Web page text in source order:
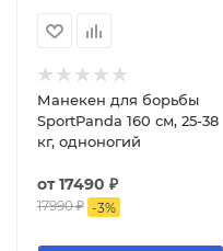
Манекен для борьбы
SportPanda 160 см, 25-38
кг, одноногий
от17490 ₽
17990 ₽ -3%